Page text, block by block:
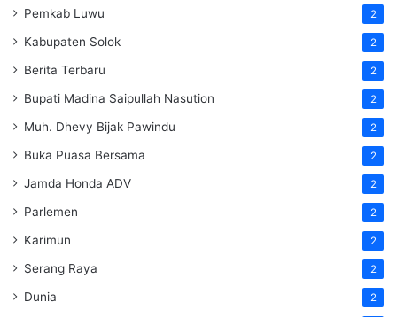
Pemkab Luwu 2
Kabupaten Solok 2
Berita Terbaru 2
Bupati Madina Saipullah Nasution 2
Muh. Dhevy Bijak Pawindu 2
Buka Puasa Bersama 2
Jamda Honda ADV 2
Parlemen 2
Karimun 2
Serang Raya 2
Dunia 2